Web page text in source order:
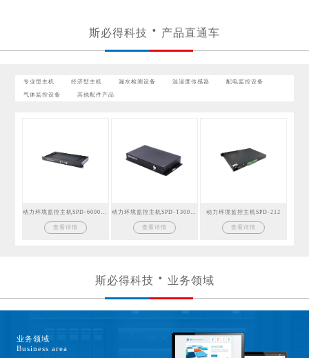
斯必得科技 产品直通车
专业型主机 经济型主机 漏水检测设备 温湿度传感器 配电监控设备
气体监控设备 其他配件产品
查看详情 查看详情
动力环境监控主机SPD-212
查看详情
斯必得科技 业务领域
业务领域
Business area